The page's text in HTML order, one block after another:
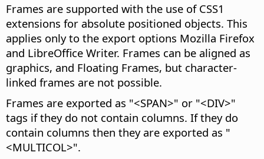
Frames are supported with the use of CSS1
extensions for absolute positioned objects. This
applies only to the export options Mozilla Firefox
and LibreOffice Writer. Frames can be aligned as
graphics, and Floating Frames, but character-
linked frames are not possible.
Frames are exported as "<SPAN>" or "<DIV>"
tags if they do not contain columns. If they do
contain columns then they are exported as "
<MULTICOL>".